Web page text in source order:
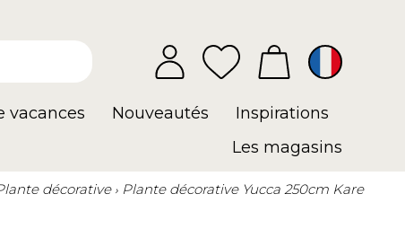
vacances Nouveautés
Inspirations
Les magasins
décorative
Plante décorative Yucca 250cm Kare